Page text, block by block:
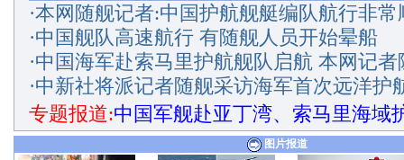
·本网随舰记者:中国护航舰艇编队航行非常
·中国舰队高速航行 有随舰人员开始晕船
·中国海军赴索马里护航舰队启航 本网记者
·中新社将派记者随舰采访海军首次远洋护
专题报道:中国军舰赴亚丁湾、索马里海域
图片报道